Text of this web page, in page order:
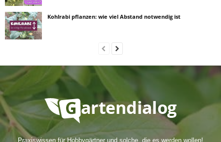
Kohlrabi pflanzen: wie viel Abstand notwendig ist
Praxiswissen für Hobbygärtner und solche, die es werden wollen!